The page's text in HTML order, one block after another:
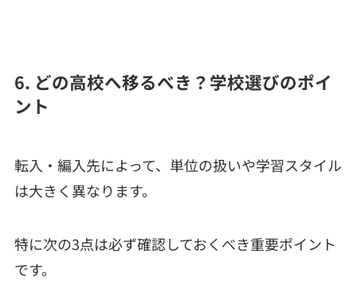
6. どの高校へ移るべき？学校選びのポイ
ント
転入・編入先によって、単位の扱いや学習スタイル
は大きく異なります。
特に次の3点は必ず確認しておくべき重要ポイント
です。